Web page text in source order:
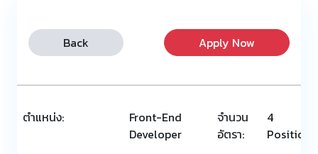
Back Apply Now
ตำแหน่ง:
Front-End
Developer
จำนวน
อัตรา:
4
Positions